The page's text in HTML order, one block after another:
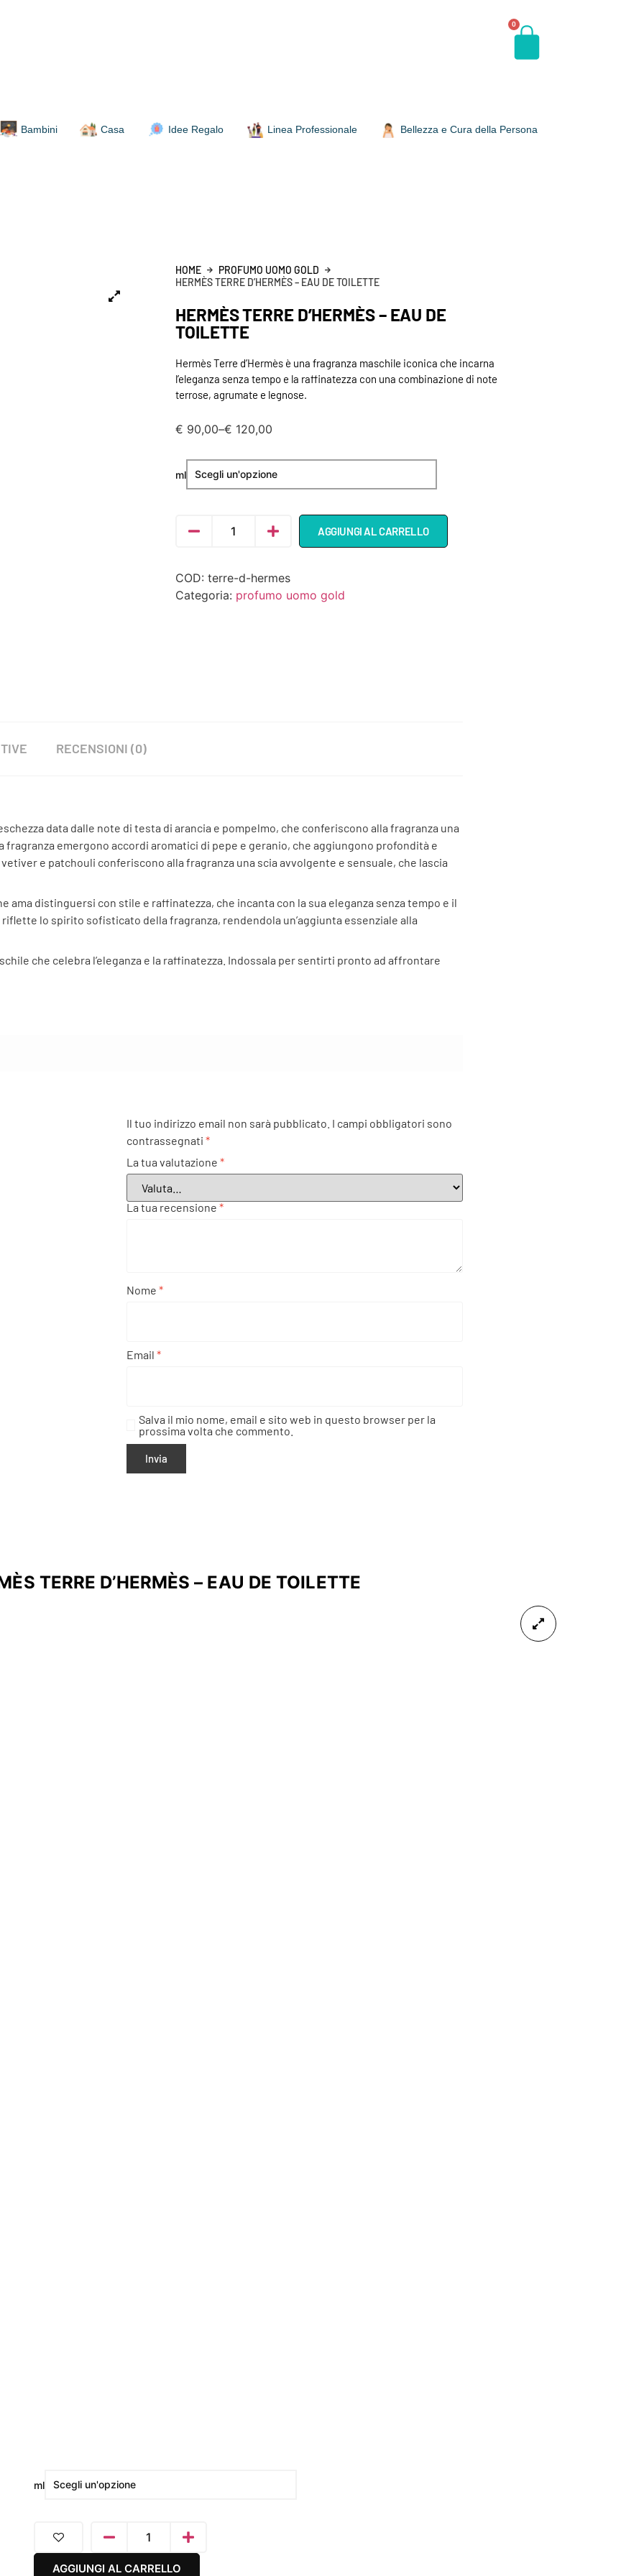
0
Bambini Casa Idee Regalo Linea Professionale Bellezza e Cura della Persona
HOME
PROFUMO UOMO GOLD
HERMÈS TERRE D’HERMÈS – EAU DE TOILETTE
HERMÈS TERRE D’HERMÈS – EAU DE
TOILETTE
Hermès Terre d’Hermès è una fragranza maschile iconica che incarna
l’eleganza senza tempo e la raffinatezza con una combinazione di note
terrose, agrumate e legnose.
€ 90,00–€ 120,00
ml
AGGIUNGI AL CARRELLO
COD: terre-d-hermes
Categoria: profumo uomo gold
RECENSIONI (0)
data dalle note di testa di arancia e pompelmo, che conferiscono alla fragranza una
emergono accordi aromatici di pepe e geranio, che aggiungono profondità e
e patchouli conferiscono alla fragranza una scia avvolgente e sensuale, che lascia
ama distinguersi con stile e raffinatezza, che incanta con la sua eleganza senza tempo e il
lo spirito sofisticato della fragranza, rendendola un’aggiunta essenziale alla
che celebra l’eleganza e la raffinatezza. Indossala per sentirti pronto ad affrontare
Il tuo indirizzo email non sarà pubblicato. I campi obbligatori sono
contrassegnati *
La tua valutazione *
La tua recensione *
Nome *
Email *
Salva il mio nome, email e sito web in questo browser per la
prossima volta che commento.
TERRE D’HERMÈS – EAU DE TOILETTE
ml
AGGIUNGI AL CARRELLO